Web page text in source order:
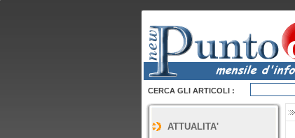
CERCA GLI ARTICOLI :
ATTUALITA'